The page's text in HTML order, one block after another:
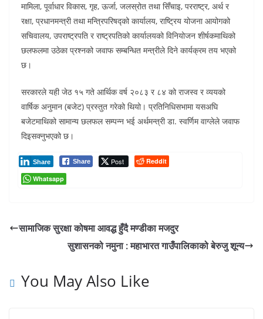
मामिला, पूर्वाधार विकास, गृह, ऊर्जा, जलस्रोत तथा सिँचाइ, परराष्ट्र, अर्थ र
रक्षा, प्रधानमन्त्री तथा मन्त्रिपरिषद्को कार्यालय, राष्ट्रिय योजना आयोगको
सचिवालय, उपराष्ट्रपति र राष्ट्रपतिको कार्यालयको विनियोजन शीर्षकमाथिको
छलफलमा उठेका प्रश्नको जवाफ सम्बन्धित मन्त्रीले दिने कार्यक्रम तय भएको
छ।
सरकारले यही जेठ १५ गते आर्थिक वर्ष २०८३ र ८४ को राजस्व र व्ययको
वार्षिक अनुमान (बजेट) प्रस्तुत गरेको थियो। प्रतिनिधिसभामा यसअघि
बजेटमाथिको सामान्य छलफल सम्पन्न भई अर्थमन्त्री डा. स्वर्णिम वाग्लेले जवाफ
दिइसक्नुभएको छ।
Share Post
Share
Reddit
Whatsapp
सामाजिक सुरक्षा कोषमा आवद्ध हुँदै मण्डीका मजदुर
सुशासनको नमुना : महाभारत गाउँपालिकाको बेरुजु शून्य
You May Also Like